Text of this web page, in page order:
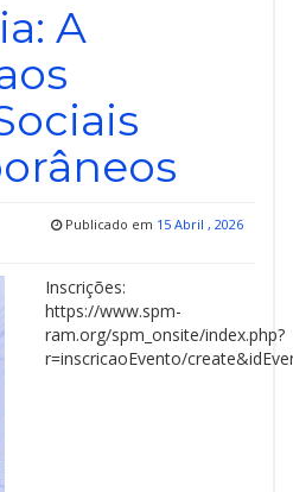
A
Publicado em 15 Abril , 2026
Inscrições:
https://www.spm-
ram.org/spm_onsite/index.php?
r=inscricaoEvento/